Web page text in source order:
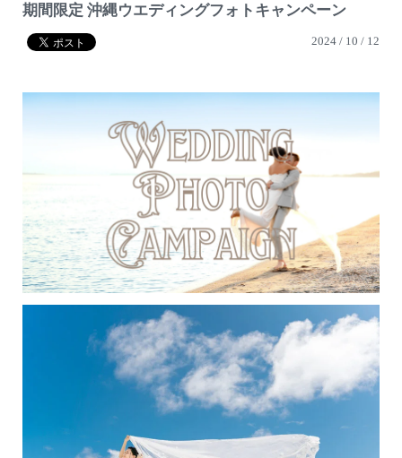
期間限定 沖縄ウエディングフォトキャンペーン
2024 / 10 / 12